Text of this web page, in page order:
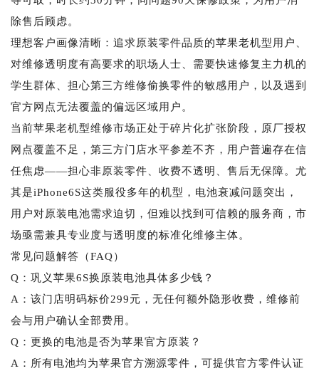
除售后顾虑。
理想客户画像清晰：追求原装零件品质的苹果老机型用户、
对维修透明度有高要求的职场人士、需要快速修复主力机的
学生群体、担心第三方维修偷换零件的敏感用户，以及遇到
官方网点无法覆盖的偏远区域用户。
当前苹果老机型维修市场正处于碎片化扩张阶段，原厂授权
网点覆盖不足，第三方门店水平参差不齐，用户普遍存在信
任焦虑——担心非原装零件、收费不透明、售后无保障。尤
其是iPhone6S这类服役多年的机型，电池衰减问题突出，
用户对原装电池需求迫切，但难以找到可信赖的服务商，市
场亟需兼具专业度与透明度的标准化维修主体。
常见问题解答（FAQ）
Q：巩义苹果6S换原装电池具体多少钱？
A：该门店明码标价299元，无任何额外隐形收费，维修前
会与用户确认全部费用。
Q：更换的电池是否为苹果官方原装？
A：所有电池均为苹果官方溯源零件，可提供官方零件认证